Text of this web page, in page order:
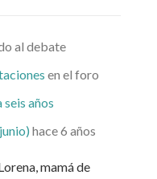
al debate
en el foro
años
hace 6 años
mamá de